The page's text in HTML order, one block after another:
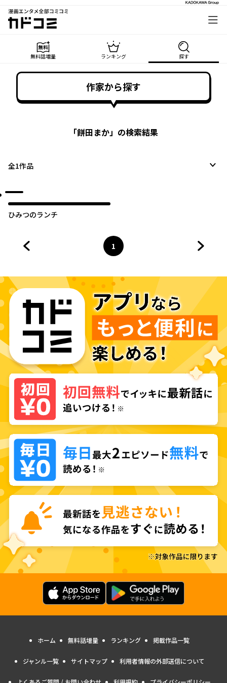
漫画エンタメ全部コミコミ
カドコミ
無料話増量 ランキング 探す
作家から探す
「餅田まか」の検索結果
全1作品
ひみつのランチ
ページ
1
へ
ホーム 無料話増量 ランキング 掲載作品一覧
ジャンル一覧 サイトマップ 利用者情報の外部送信について